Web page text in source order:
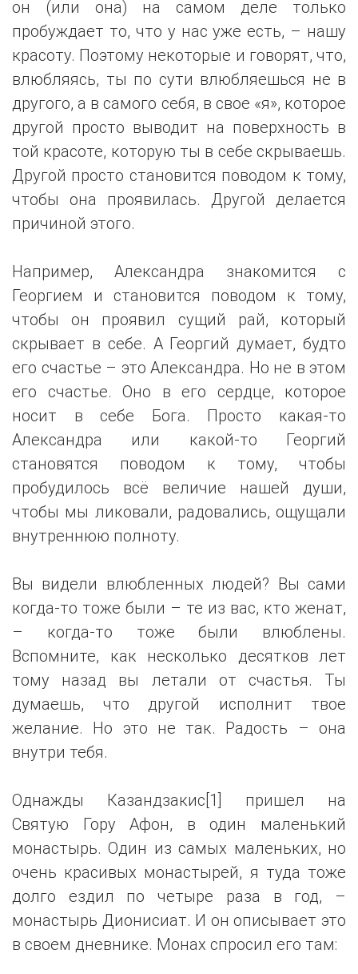
он (или она) на самом деле только
пробуждает то, что у нас уже есть, – нашу
красоту. Поэтому некоторые и говорят, что,
влюбляясь, ты по сути влюбляешься не в
другого, а в самого себя, в свое «я», которое
другой просто выводит на поверхность в
той красоте, которую ты в себе скрываешь.
Другой просто становится поводом к тому,
чтобы она проявилась. Другой делается
причиной этого.
Например, Александра знакомится с
Георгием и становится поводом к тому,
чтобы он проявил сущий рай, который
скрывает в себе. А Георгий думает, будто
его счастье – это Александра. Но не в этом
его счастье. Оно в его сердце, которое
носит в себе Бога. Просто какая-то
Александра или какой-то Георгий
становятся поводом к тому, чтобы
пробудилось всё величие нашей души,
чтобы мы ликовали, радовались, ощущали
внутреннюю полноту.
Вы видели влюбленных людей? Вы сами
когда-то тоже были – те из вас, кто женат,
– когда-то тоже были влюблены.
Вспомните, как несколько десятков лет
тому назад вы летали от счастья. Ты
думаешь, что другой исполнит твое
желание. Но это не так. Радость – она
внутри тебя.
Однажды Казандзакис[1] пришел на
Святую Гору Афон, в один маленький
монастырь. Один из самых маленьких, но
очень красивых монастырей, я туда тоже
долго ездил по четыре раза в год, –
монастырь Дионисиат. И он описывает это
в своем дневнике. Монах спросил его там: